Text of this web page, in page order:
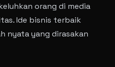
orang di media
Ide bisnis terbaik
nyata yang dirasakan